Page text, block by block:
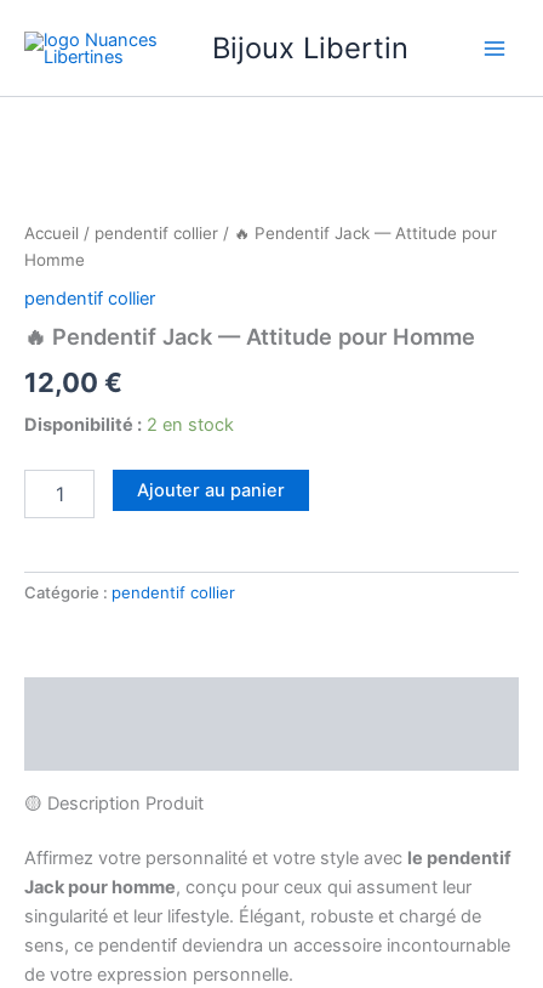
contenu
Bijoux Libertin
Accueil / pendentif collier / 🔥 Pendentif Jack — Attitude pour
Homme
pendentif collier
🔥 Pendentif Jack — Attitude pour Homme
12,00 €
Disponibilité : 2 en stock
—
Attitude
Homme
Ajouter au panier
Catégorie : pendentif collier
🟡 Description Produit
Affirmez votre personnalité et votre style avec le pendentif
Jack pour homme, conçu pour ceux qui assument leur
singularité et leur lifestyle. Élégant, robuste et chargé de
sens, ce pendentif deviendra un accessoire incontournable
de votre expression personnelle.